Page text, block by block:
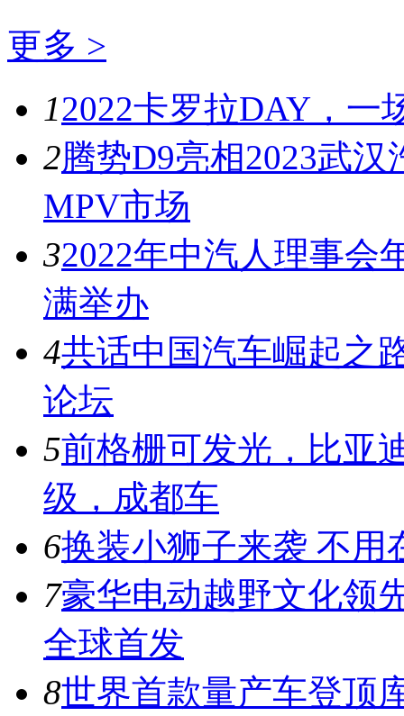
更多 >
12022卡罗拉DAY，一
2腾势D9亮相2023武
MPV市场
32022年中汽人理事会
满举办
4共话中国汽车崛起之
论坛
5前格栅可发光，比亚
级，成都车
6换装小狮子来袭 不用
7豪华电动越野文化领
全球首发
8世界首款量产车登顶